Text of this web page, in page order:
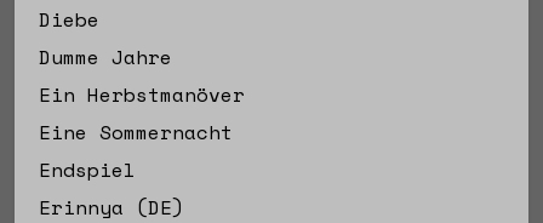
Diebe
Dumme Jahre
Ein Herbstmanöver
Eine Sommernacht
Endspiel
Erinnya (DE)